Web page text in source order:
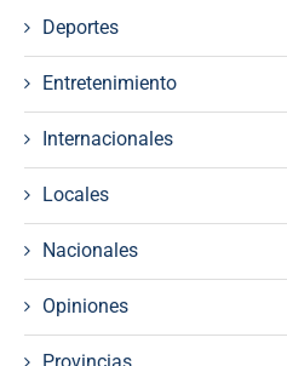
Deportes
Entretenimiento
Internacionales
Locales
Nacionales
Opiniones